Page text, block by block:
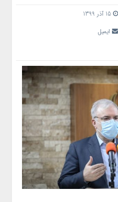
15 آذر 1399
ایمیل